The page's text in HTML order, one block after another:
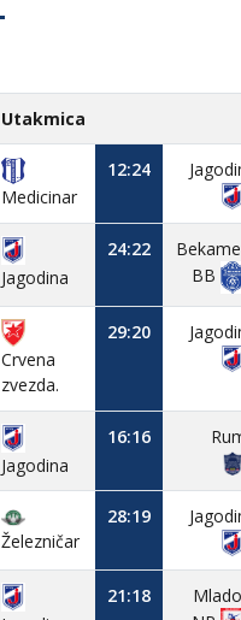
Utakmica
Medicinar
12:24
Jagodina
24:22
BB
Crvena
zvezda.
29:20
Jagodina
16:16
Železničar
28:19
21:18